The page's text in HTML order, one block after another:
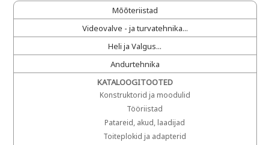
Mõõteriistad
Videovalve - ja turvatehnika...
Heli ja Valgus...
Andurtehnika
KATALOOGITOOTED
Konstruktorid ja moodulid
Tööriistad
Patareid, akud, laadijad
Toiteplokid ja adapterid